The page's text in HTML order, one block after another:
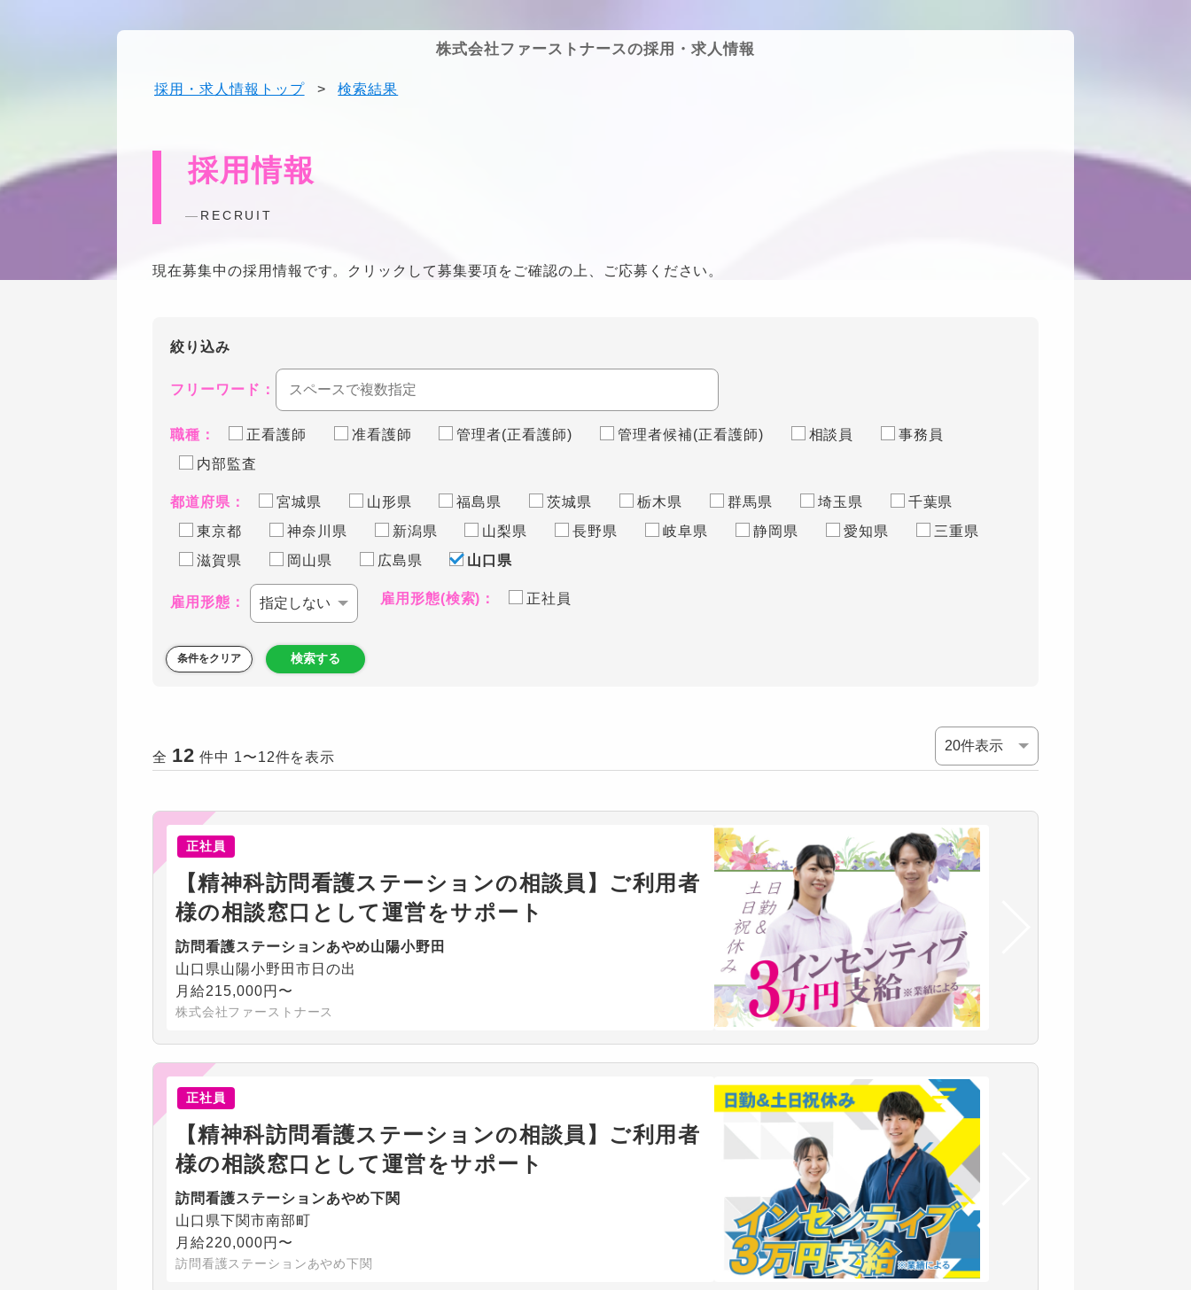
株式会社ファーストナースの採用・求人情報
採用・求人情報トップ > 検索結果
採用情報
RECRUIT
現在募集中の採用情報です。クリックして募集要項をご確認の上、ご応募ください。
絞り込み
フリーワード：
職種： 正看護師 准看護師 管理者(正看護師) 管理者候補(正看護師) 相談員
事務員
内部監査
都道府県： 宮城県 山形県 福島県 茨城県 栃木県 群馬県 埼玉県
千葉県
東京都
神奈川県 新潟県 山梨県 長野県 岐阜県 静岡県 愛知県
三重県
滋賀県
岡山県 広島県 山口県
雇用形態： 雇用形態(検索)： 正社員
条件をクリア 検索する
全 12 件中 1〜12件を表示
正社員
【精神科訪問看護ステーションの相談員】ご利用者
様の相談窓口として運営をサポート
訪問看護ステーションあやめ山陽小野田
山口県山陽小野田市日の出
月給215,000円〜
株式会社ファーストナース
正社員
【精神科訪問看護ステーションの相談員】ご利用者
様の相談窓口として運営をサポート
訪問看護ステーションあやめ下関
山口県下関市南部町
月給220,000円〜
訪問看護ステーションあやめ下関